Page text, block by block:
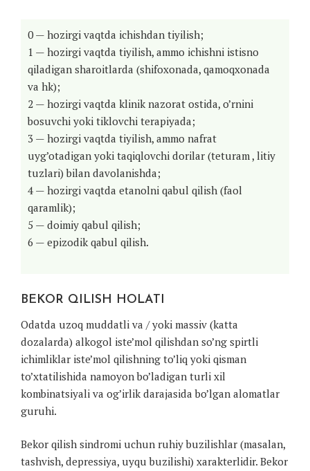
0 — hozirgi vaqtda ichishdan tiyilish;
1 — hozirgi vaqtda tiyilish, ammo ichishni istisno
qiladigan sharoitlarda (shifoxonada, qamoqxonada
va hk);
2 — hozirgi vaqtda klinik nazorat ostida, o’rnini
bosuvchi yoki tiklovchi terapiyada;
3 — hozirgi vaqtda tiyilish, ammo nafrat
uyg’otadigan yoki taqiqlovchi dorilar (teturam , litiy
tuzlari) bilan davolanishda;
4 — hozirgi vaqtda etanolni qabul qilish (faol
qaramlik);
5 — doimiy qabul qilish;
6 — epizodik qabul qilish.
BEKOR QILISH HOLATI
Odatda uzoq muddatli va / yoki massiv (katta
dozalarda) alkogol iste’mol qilishdan so’ng spirtli
ichimliklar iste’mol qilishning to’liq yoki qisman
to’xtatilishida namoyon bo’ladigan turli xil
kombinatsiyali va og’irlik darajasida bo’lgan alomatlar
guruhi.
Bekor qilish sindromi uchun ruhiy buzilishlar (masalan,
tashvish, depressiya, uyqu buzilishi) xarakterlidir. Bekor